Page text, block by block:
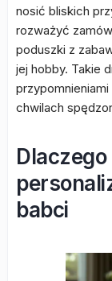
nosić bliskich
rozważyć
poduszki z
jej hobby. Takie
chwilach
babci